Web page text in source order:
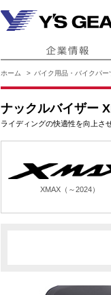
ホーム バイク用品・バイクパー
ナックルバイザー
ライディングの快適性を向上さ
XMAX（～2024）